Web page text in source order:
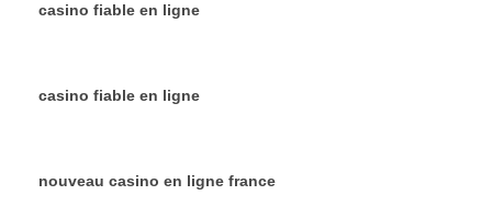
casino fiable en ligne
casino fiable en ligne
nouveau casino en ligne france